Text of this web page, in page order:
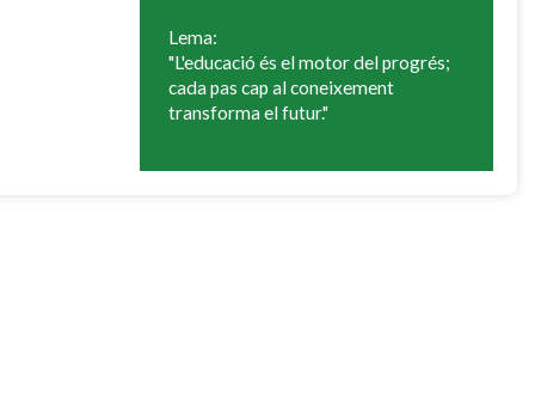
Lema:
"L'educació és el motor del progrés;
cada pas cap al coneixement
transforma el futur."